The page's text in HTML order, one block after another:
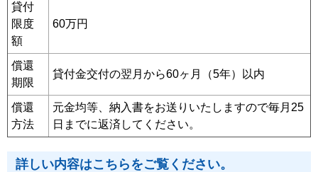
貸付
限度
額
60万円
償還
期限
貸付金交付の翌月から60ヶ月（5年）以内
償還
方法
元金均等、納入書をお送りいたしますので毎月25
日までに返済してください。
詳しい内容はこちらをご覧ください。